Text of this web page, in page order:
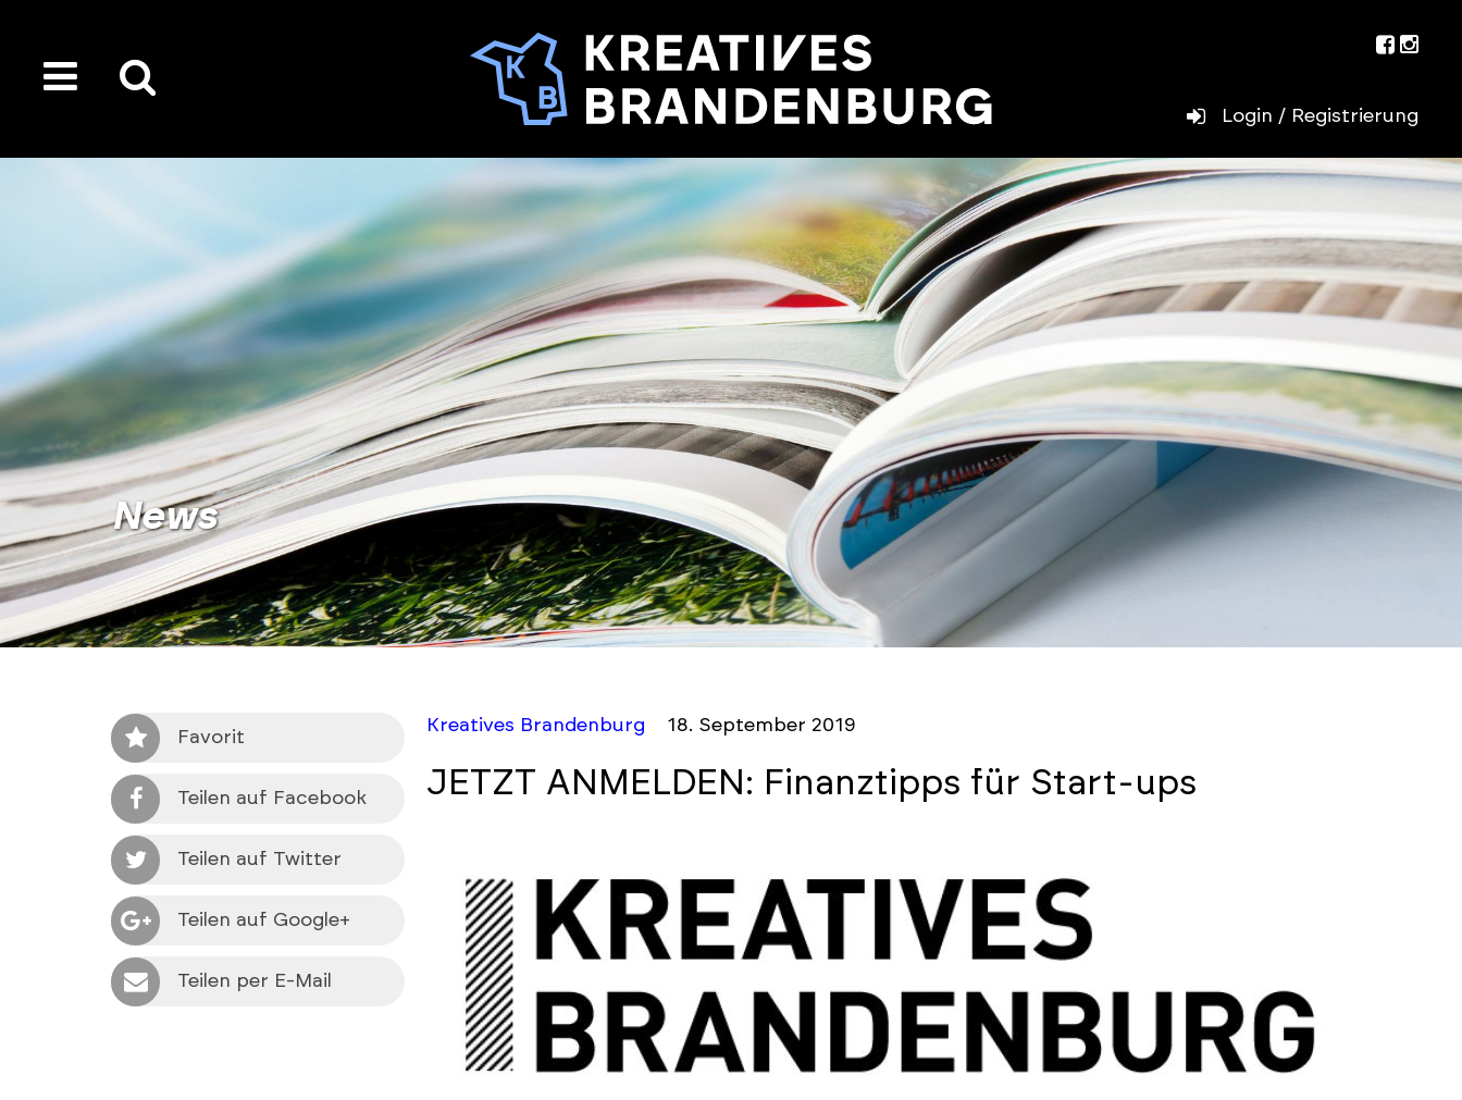
toggle
der
Login / Registrierung
News
Favorit
Teilen auf Facebook
Teilen auf Twitter
Teilen auf Google+
Teilen per E-Mail
Kreatives Brandenburg 18. September 2019
JETZT ANMELDEN: Finanztipps für Start-ups